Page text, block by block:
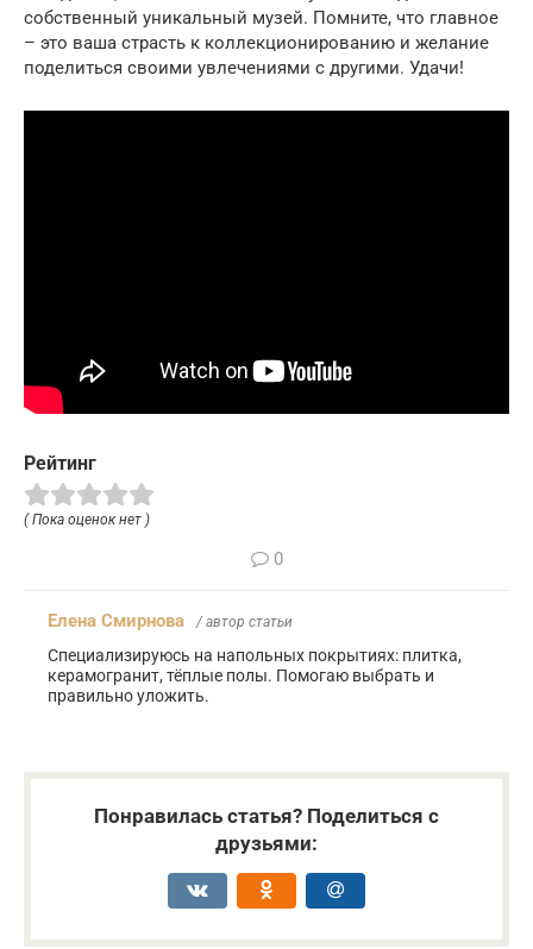
собственный уникальный музей. Помните, что главное
– это ваша страсть к коллекционированию и желание
поделиться своими увлечениями с другими. Удачи!
Рейтинг
( Пока оценок нет )
0
Елена Смирнова / автор статьи
Специализируюсь на напольных покрытиях: плитка,
керамогранит, тёплые полы. Помогаю выбрать и
правильно уложить.
Понравилась статья? Поделиться с
друзьями: